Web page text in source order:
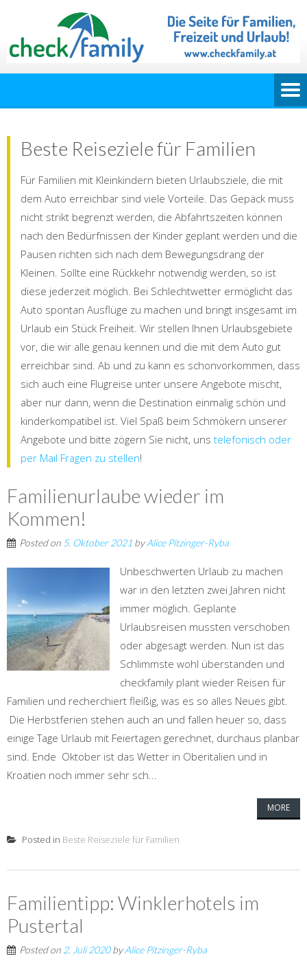
Beste Reiseziele für Familien
Für Familien mit Kleinkindern bieten Urlaubsziele, die mit
dem Auto erreichbar sind viele Vorteile. Das Gepäck muss
nicht strikt begrenzt werden, die Abfahrtszeiten können
nach den Bedürfnissen der Kinder geplant werden und die
Pausen richten sich nach dem Bewegungsdrang der
Kleinen. Sollte eine Rückkehr notwendig werden, so ist
diese jederzeit möglich. Bei Schlechtwetter ermöglicht das
Auto spontan Ausflüge zu machen und bringt insgesamt im
Urlaub ein Stück Freiheit. Wir stellen Ihnen Urlaubsgebiete
vor, die wir alle genau kennen und die mit dem Auto gut
erreichbar sind. Ab und zu kann es schonvorkommen, dass
sich auch eine Flugreise unter unsere Angebote mischt,
aber nur dann, wenn die Destination einmalig schön und
kinderkompatibel ist. Viel Spaß beim Schmökern unserer
Angebote und bitte zögern Sie nicht, uns telefonisch oder
per Mail Fragen zu stellen!
Familienurlaube wieder im
Kommen!
Posted on 5. Oktober 2021 byAlice Pitzinger-Ryba
Unbeschwerten Urlaub zu machen
war in den letzten zwei Jahren nicht
immer möglich. Geplante
Urlaubsreisen mussten verschoben
oder abgesagt werden. Nun ist das
Schlimmste wohl überstanden und
checkfamily plant wieder Reisen für
Familien und recherchiert fleißig, was es so alles Neues gibt.
Die Herbstferien stehen auch an und fallen heuer so, dass
einige Tage Urlaub mit Feiertagen gerechnet, durchaus planbar
sind. Ende Oktober ist das Wetter in Oberitalien und in
Kroatien noch immer sehr sch...
MORE
Posted in Beste Reiseziele für Familien
Familientipp: Winklerhotels im
Pustertal
Posted on 2. Juli 2020byAlice Pitzinger-Ryba